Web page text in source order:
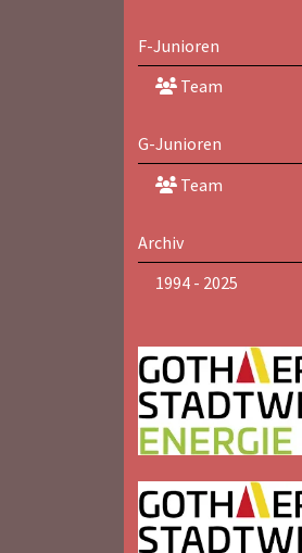
F-Junioren
Team
G-Junioren
Team
Archiv
1994 - 2025